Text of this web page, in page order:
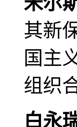
其新
国主
组织
白永